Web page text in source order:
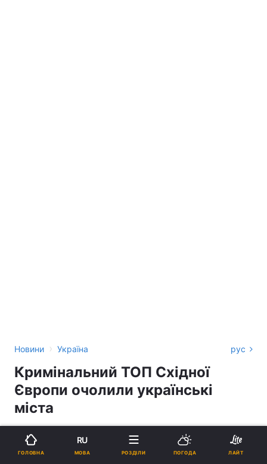
Новини › Україна рус
Кримінальний ТОП Східної
Європи очолили українські
міста
ЛЮДМИЛА ЖЕРНОВСЬКА
22:54, 29.01.24 20427
ГОЛОВНА
RU
МОВА РОЗДІЛИ ПОГОДА ЛАЙТ